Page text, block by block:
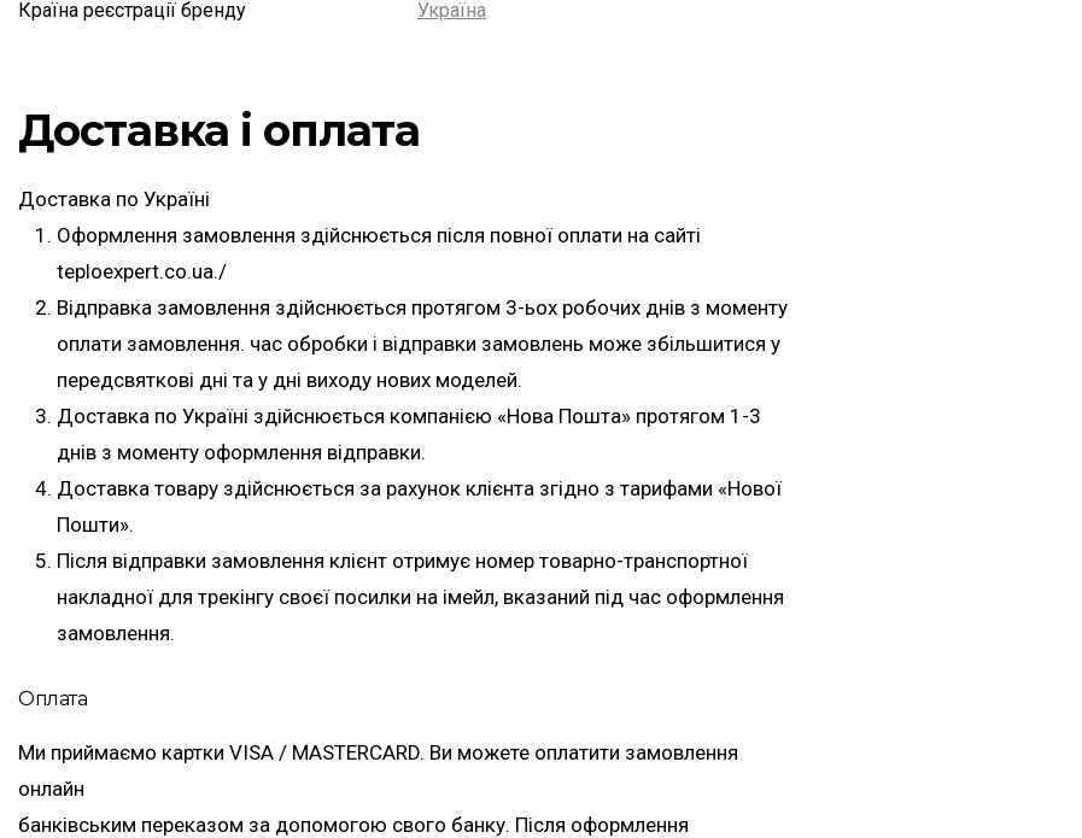
Країна реєстрації бренду Україна
Доставка і оплата
Доставка по Україні
Оформлення замовлення здійснюється після повної оплати на сайті
teploexpert.co.ua./
Відправка замовлення здійснюється протягом 3-ьох робочих днів з моменту
оплати замовлення. час обробки і відправки замовлень може збільшитися у
передсвяткові дні та у дні виходу нових моделей.
Доставка по Україні здійснюється компанією «Нова Пошта» протягом 1-3
днів з моменту оформлення відправки.
Доставка товару здійснюється за рахунок клієнта згідно з тарифами «Нової
Пошти».
Після відправки замовлення клієнт отримує номер товарно-транспортної
накладної для трекінгу своєї посилки на імейл, вказаний під час оформлення
замовлення.
Оплата
Ми приймаємо картки VISA / MASTERCARD. Ви можете оплатити замовлення
онлайн
банківським переказом за допомогою свого банку. Після оформлення